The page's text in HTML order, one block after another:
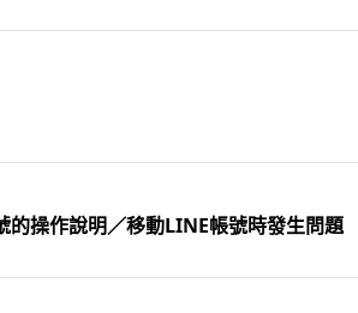
的操作說明／移動LINE帳號時發生問題